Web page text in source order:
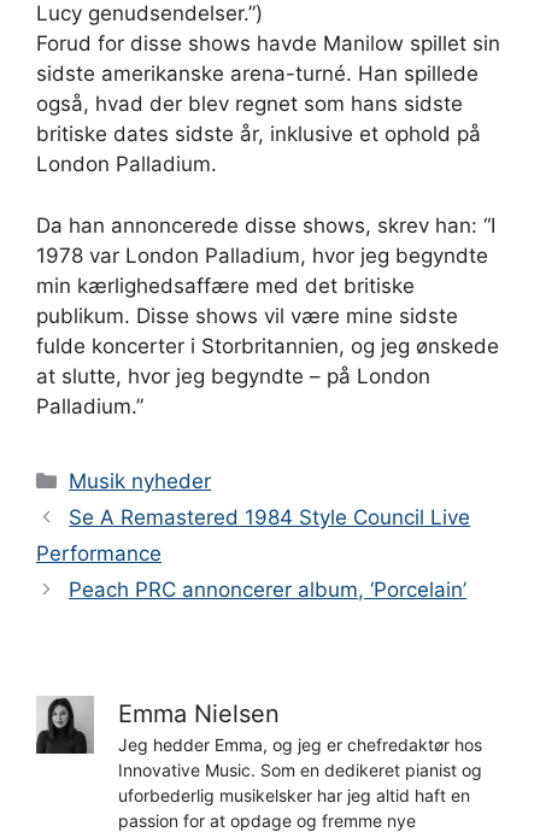
Lucy genudsendelser.”)
Forud for disse shows havde Manilow spillet sin
sidste amerikanske arena-turné. Han spillede
også, hvad der blev regnet som hans sidste
britiske dates sidste år, inklusive et ophold på
London Palladium.
Da han annoncerede disse shows, skrev han: “I
1978 var London Palladium, hvor jeg begyndte
min kærlighedsaffære med det britiske
publikum. Disse shows vil være mine sidste
fulde koncerter i Storbritannien, og jeg ønskede
at slutte, hvor jeg begyndte – på London
Palladium.”
Kategorier
Musik nyheder
Se A Remastered 1984 Style Council Live
Performance
Peach PRC annoncerer album, ‘Porcelain’
Emma Nielsen
Jeg hedder Emma, og jeg er chefredaktør hos
Innovative Music. Som en dedikeret pianist og
uforbederlig musikelsker har jeg altid haft en
passion for at opdage og fremme nye